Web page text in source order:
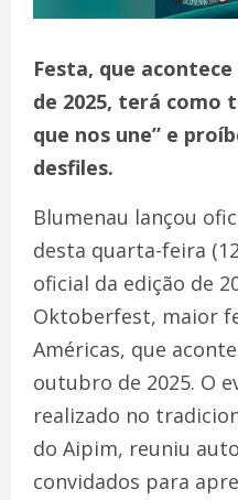
Festa, que
de 2025, terá como
que nos une” e
desfiles.
Blumenau lançou
desta quarta-feira
oficial da edição de
Oktoberfest, maior
Américas, que
outubro de 2025. O
realizado no
do Aipim, reuniu
convidados para